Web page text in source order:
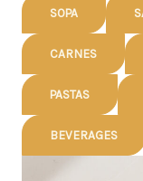
SOPA
CARNES
PASTAS
BEVERAGES